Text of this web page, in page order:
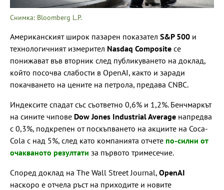
Снимка: Bloomberg L.P.
Американският широк пазарен показател S&P 500 и
технологичният измерител Nasdaq Composite се
понижават във вторник след публикуването на доклад,
който посочва слабости в OpenAI, както и заради
покачването на цените на петрола, предава CNBC.
Индексите спадат със съответно 0,6% и 1,2%. Бенчмаркът
на сините чипове Dow Jones Industrial Average напредва
с 0,3%, подкрепен от поскъпването на акциите на Coca-
Cola с над 5%, след като компанията отчете по-силни от
очакваното резултати за първото тримесечие.
Според доклад на The Wall Street Journal, OpenAI
наскоро е отчела ръст на приходите и новите